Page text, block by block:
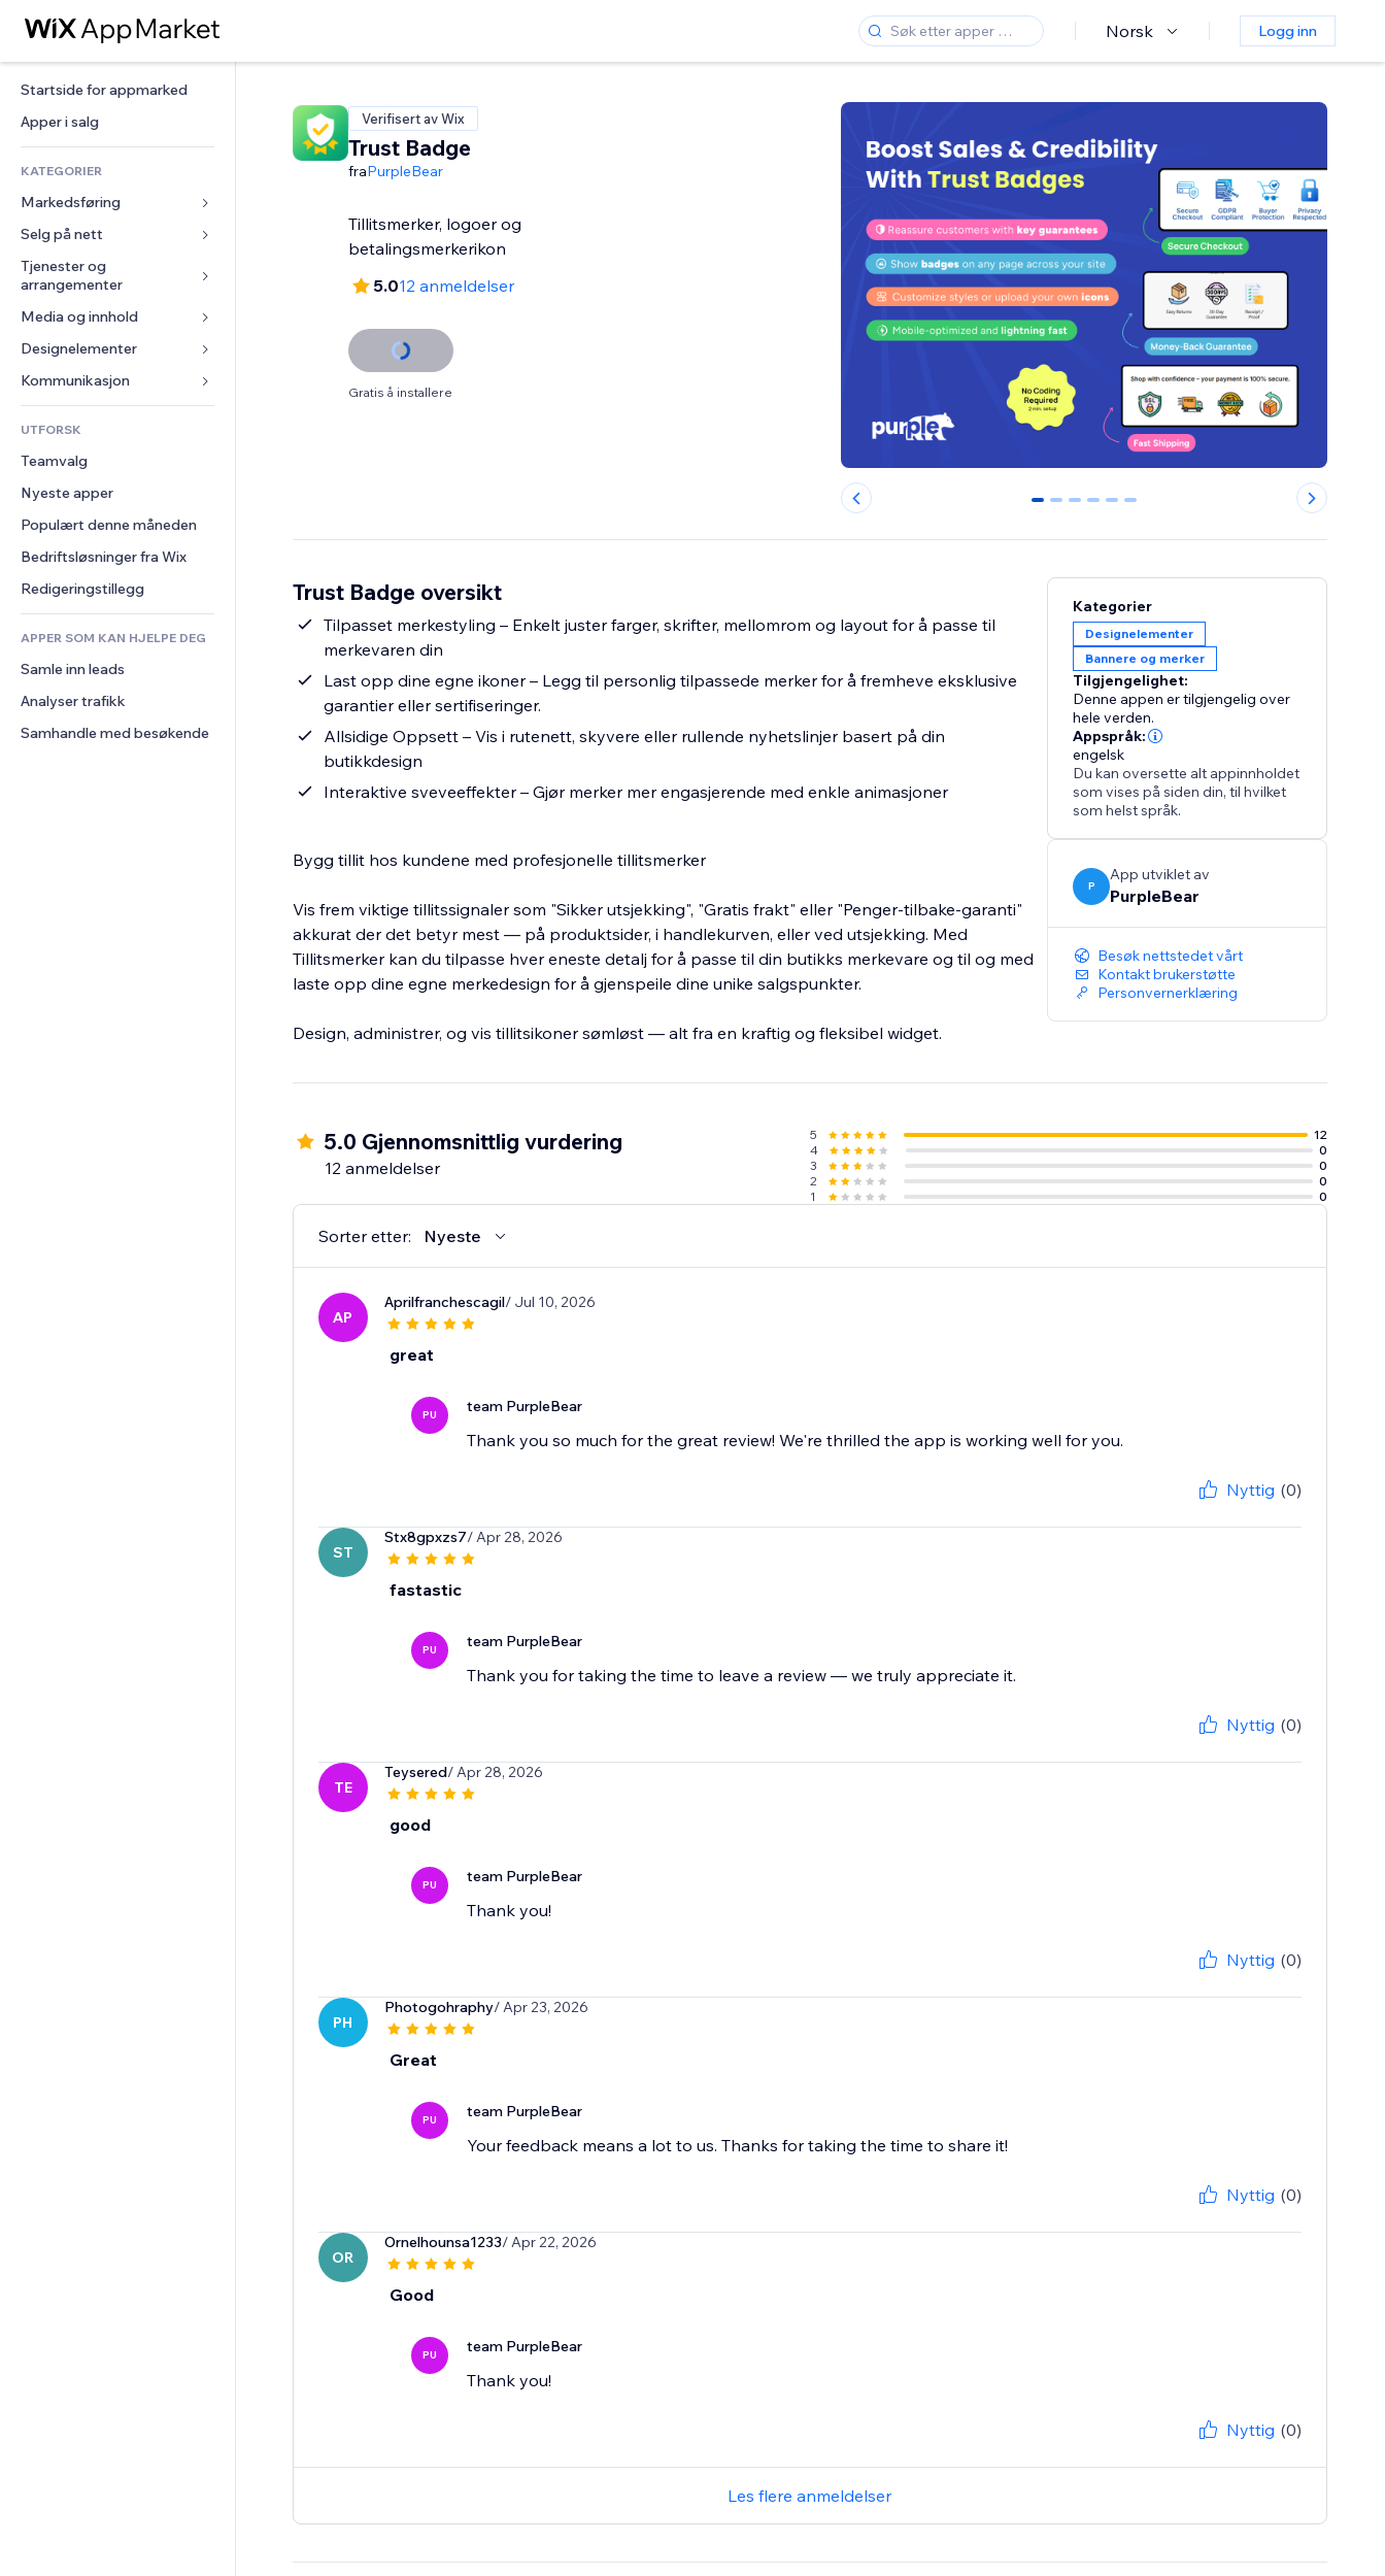
Norsk Logg inn
Startside for appmarked
Apper i salg
KATEGORIER
Markedsføring
Annonser
Mobil
Analyser
Sosiale medier
SEO
Engasjement
Nettstedsoppføringer
E-post
Konvertering
Selg på nett
Apper for butikker
Frakt og levering
Selg-knapper
Nettkurs
On-demand-utskrift
Regnskap
Kuponger og fordelsprogram
Lagerløsninger
Dropshipping
Priser og abonnement
Folkefinansiering
Mat og drikke
Tjenester og
arrangementer
Hoteller
Arrangementer
Restauranter
Eiendom
Bookinger
Media og innhold
Galleri
Musikk
Podkaster
Fotografi
Video
PDF
Fildeling
Nyheter
Designelementer
Kart og navigasjon
Personvern og sikkerhet
Klokke
Sidemaler
Bildeeffekter
Knapper og menyer
Bannere og merker
Kalkulatorer
Søk
Vær
Diagrammer og tabeller
Skjemaer
Avstemninger
Chat
Kommentarer
Telefon
Samfunn
Anmeldelser og
UTFORSK
Teamvalg
Nyeste apper
Populært denne måneden
Bedriftsløsninger fra Wix
Redigeringstillegg
APPER SOM KAN HJELPE DEG
Samle inn leads
Analyser trafikk
Samhandle med besøkende
Verifisert av Wix
Trust Badge
fraPurpleBear
Tillitsmerker, logoer og
betalingsmerkerikon
5.012 anmeldelser
Gratis å installere
0 1 2 3 4 5
Trust Badge oversikt
Tilpasset merkestyling – Enkelt juster farger, skrifter, mellomrom og layout for å passe til
merkevaren din
Last opp dine egne ikoner – Legg til personlig tilpassede merker for å fremheve eksklusive
garantier eller sertifiseringer.
Allsidige Oppsett – Vis i rutenett, skyvere eller rullende nyhetslinjer basert på din
butikkdesign
Interaktive sveveeffekter – Gjør merker mer engasjerende med enkle animasjoner
Bygg tillit hos kundene med profesjonelle tillitsmerker
Vis frem viktige tillitssignaler som "Sikker utsjekking", "Gratis frakt" eller "Penger-tilbake-garanti"
akkurat der det betyr mest — på produktsider, i handlekurven, eller ved utsjekking. Med
Tillitsmerker kan du tilpasse hver eneste detalj for å passe til din butikks merkevare og til og med
laste opp dine egne merkedesign for å gjenspeile dine unike salgspunkter.
Design, administrer, og vis tillitsikoner sømløst — alt fra en kraftig og fleksibel widget.
Kategorier
Designelementer
Bannere og merker
Tilgjengelighet:
Denne appen er tilgjengelig over
hele verden.
Appspråk:
engelsk
Du kan oversette alt appinnholdet
som vises på siden din, til hvilket
som helst språk.
P
App utviklet av
PurpleBear
Besøk nettstedet vårt
Kontakt brukerstøtte
Personvernerklæring
5.0 Gjennomsnittlig vurdering
12 anmeldelser
5
12
4
0
3
0
2
0
1
0
Sorter etter: Nyeste
AP
Aprilfranchescagil/ Jul 10, 2026
great
PU team PurpleBear
Thank you so much for the great review! We're thrilled the app is working well for you.
Nyttig (0)
ST
Stx8gpxzs7/ Apr 28, 2026
fastastic
PU team PurpleBear
Thank you for taking the time to leave a review — we truly appreciate it.
Nyttig (0)
TE
Teysered/ Apr 28, 2026
good
PU team PurpleBear
Thank you!
Nyttig (0)
PH
Photogohraphy/ Apr 23, 2026
Great
PU team PurpleBear
Your feedback means a lot to us. Thanks for taking the time to share it!
Nyttig (0)
OR
Ornelhounsa1233/ Apr 22, 2026
Good
PU team PurpleBear
Thank you!
Nyttig (0)
Les flere anmeldelser